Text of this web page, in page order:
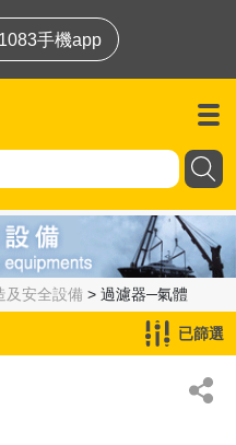
手機app
及安全設備 > 過濾器─氣體
已篩選